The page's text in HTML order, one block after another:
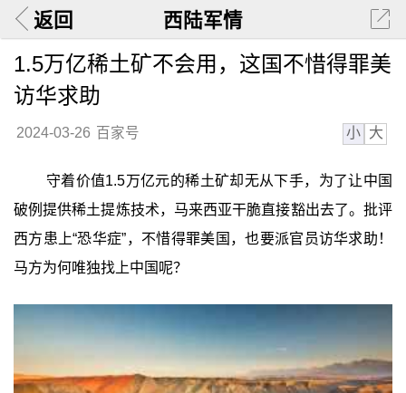
返回 西陆军情
1.5万亿稀土矿不会用，这国不惜得罪美
访华求助
2024-03-26 百家号 小 大
守着价值1.5万亿元的稀土矿却无从下手，为了让中国
破例提供稀土提炼技术，马来西亚干脆直接豁出去了。批评
西方患上“恐华症”，不惜得罪美国，也要派官员访华求助！
马方为何唯独找上中国呢？